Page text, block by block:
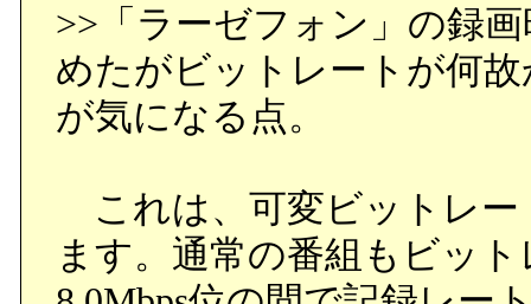
>>「ラーゼフォン」の録
めたがビットレートが何
が気になる点。
これは、可変ビットレー
ます。通常の番組もビッ